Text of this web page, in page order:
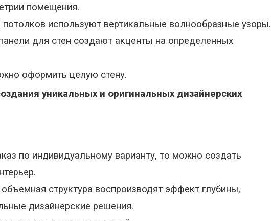
помещения.
используют вертикальные волнообразные узоры.
для стен создают акценты на определенных
оформить целую стену.
уникальных и оригинальных дизайнерских
по индивидуальному варианту, то можно создать
объемная структура воспроизводят эффект глубины,
дизайнерские решения.